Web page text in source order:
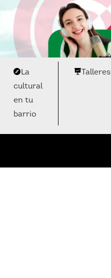
La
cultural
en tu
barrio
Talleres